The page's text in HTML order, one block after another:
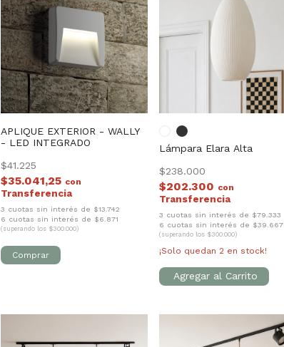
APLIQUE EXTERIOR - WALLY
- LED INTEGRADO
$41.225
$35.041,25 con
3 cuotas sin interés de $13.742
6 cuotas sin interés de $6.871
(superando los $300.000)
Lámpara Elara Alta
$238.000
$202.300 con
3 cuotas sin interés de $79.333
6 cuotas sin interés de $39.667
(superando los $300.000)
¡Solo quedan 2 en stock!